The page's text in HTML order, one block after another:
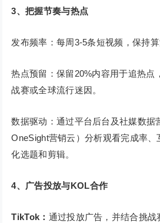
3、把握节奏与热点
发布频率：每周3-5条短视频，保持算
热点预留：保留20%内容用于追热点
战赛或全球流行迷因。
数据驱动：通过平台后台及社媒数据
OneSight营销云）分析观看完成率
化选题和剪辑。
4、广告投放与KOL合作
TikTok ： 通过投放广告，并结合挑战